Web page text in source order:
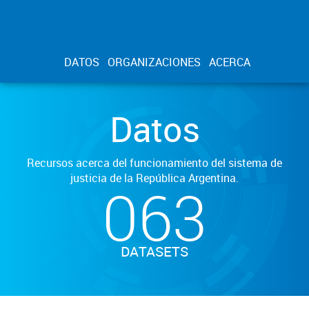
DATOS ORGANIZACIONES ACERCA
Datos
Recursos acerca del funcionamiento del sistema de
justicia de la República Argentina.
063
DATASETS